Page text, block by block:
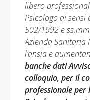
libero
Psicologo ai sensi
502/1992 e
Azienda Sanitaria
l’ansia e
banche dati
colloquio, per il
professionale